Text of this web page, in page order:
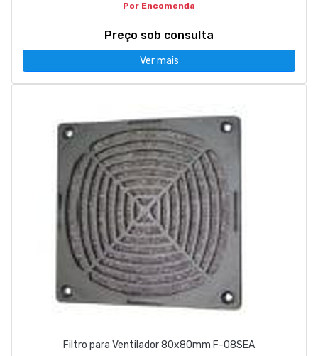
Por Encomenda
Preço sob consulta
Ver mais
Filtro para Ventilador 80x80mm F-08SEA